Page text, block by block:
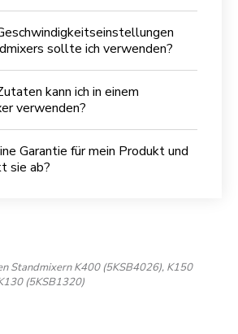
sollte ich verwenden?
kann ich in einem
verwenden?
Garantie für mein Produkt und
sie ab?
Standmixern K400 (5KSB4026), K150
(5KSB1320)